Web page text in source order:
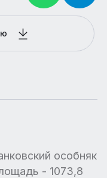
особняк
- 1073,8